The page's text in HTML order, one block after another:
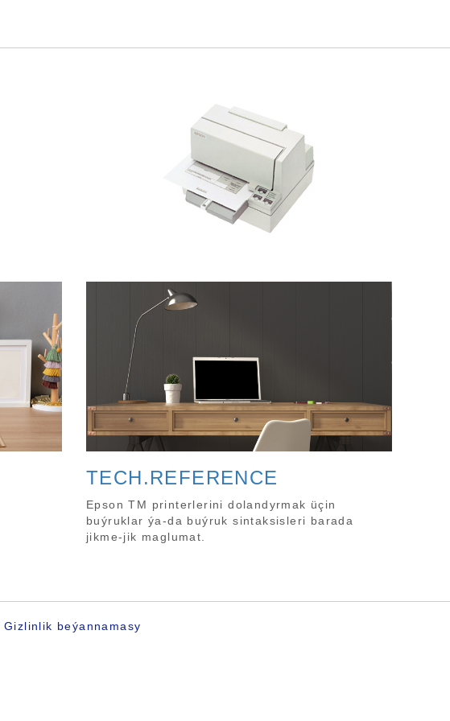
TECH.REFERENCE
Epson TM printerlerini dolandyrmak üçin
buýruklar ýa-da buýruk sintaksisleri barada
jikme-jik maglumat.
Gizlinlik beýannamasy